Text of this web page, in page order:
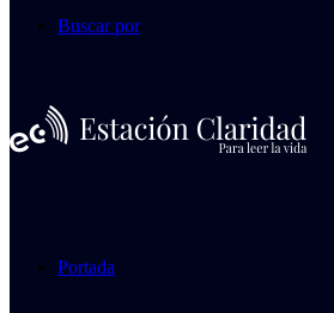
Buscar por
Portada